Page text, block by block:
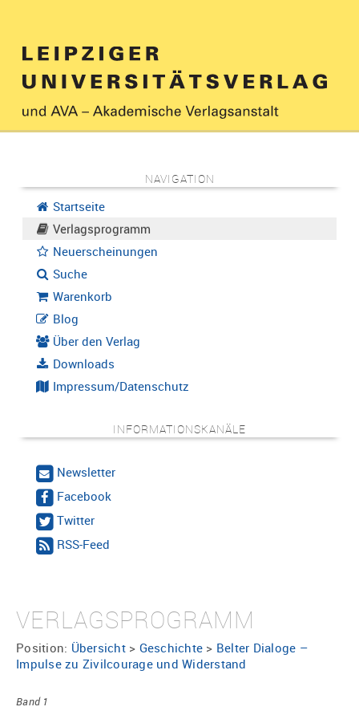
NAVIGATION
Startseite
Verlagsprogramm
Neuerscheinungen
Suche
Warenkorb
Blog
Über den Verlag
Downloads
Impressum/Datenschutz
INFORMATIONSKANÄLE
Newsletter
Facebook
Twitter
RSS-Feed
VERLAGSPROGRAMM
Position: Übersicht> Geschichte > Belter Dialoge –
Impulse zu Zivilcourage und Widerstand
Band 1